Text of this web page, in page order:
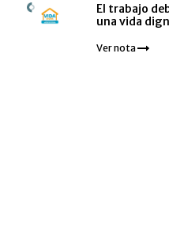
El trabajo
una vida
Ver nota